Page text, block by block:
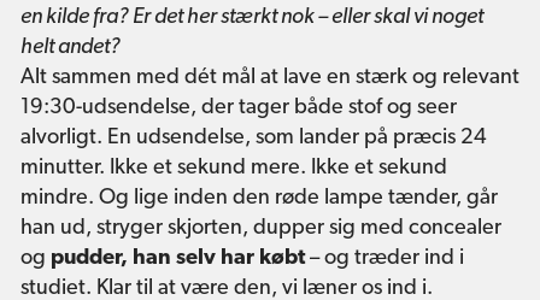
en kilde fra? Er det her stærkt nok – eller skal vi noget
helt andet?
Alt sammen med dét mål at lave en stærk og relevant
19:30-udsendelse, der tager både stof og seer
alvorligt. En udsendelse, som lander på præcis 24
minutter. Ikke et sekund mere. Ikke et sekund
mindre. Og lige inden den røde lampe tænder, går
han ud, stryger skjorten, dupper sig med concealer
og pudder, han selv har købt– og træder ind i
studiet. Klar til at være den, vi læner os ind i.